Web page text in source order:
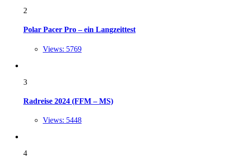
2
Polar Pacer Pro – ein Langzeittest
Views: 5769
3
Radreise 2024 (FFM – MS)
Views: 5448
4